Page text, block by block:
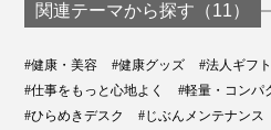
関連テーマから探す（11）
#健康・美容 #健康グッズ
#法人ギフ
#仕事をもっと心地よく
#軽量・コンパ
#ひらめきデスク
#じぶんメンテナンス